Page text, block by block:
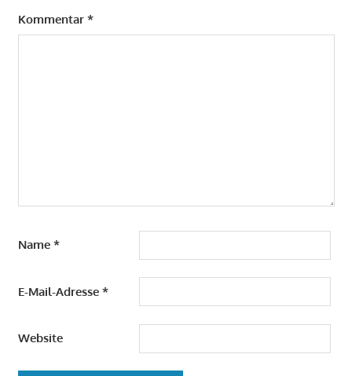
Kommentar *
Name *
E-Mail-Adresse *
Website